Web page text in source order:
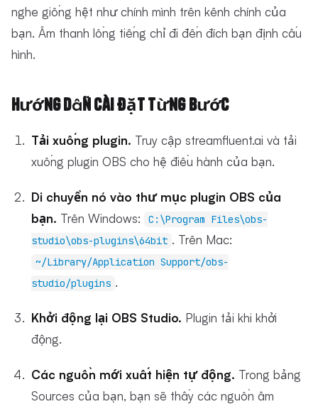
nghe giống hệt như chính mình trên kênh chính của
bạn. Âm thanh lồng tiếng chỉ đi đến đích bạn định cấu
hình.
Hướng Dẫn Cài Đặt Từng Bước
Tải xuống plugin. Truy cập streamfluent.ai và tải
xuống plugin OBS cho hệ điều hành của bạn.
Di chuyển nó vào thư mục plugin OBS của
bạn. Trên Windows:
C:\Program Files\obs-
studio\obs-plugins\64bit . Trên Mac:
~/Library/Application Support/obs-
studio/plugins .
Khởi động lại OBS Studio. Plugin tải khi khởi
động.
Các nguồn mới xuất hiện tự động. Trong bảng
Sources của bạn, bạn sẽ thấy các nguồn âm